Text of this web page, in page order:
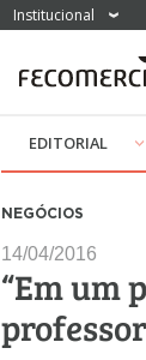
Institucional
EDITORIAL
NEGÓCIOS
14/04/2016
“Em um